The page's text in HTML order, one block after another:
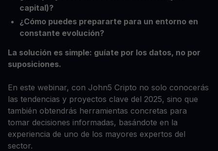
capital)?
¿Cómo puedes prepararte para un entorno en
constante evolución?
La solución es simple: guíate por los datos, no por
suposiciones.
En este webinar, con John5 Cripto no solo conocerás
las tendencias y proyectos clave del 2025, sino que
también obtendrás herramientas concretas para
tomar decisiones informadas, basándote en la
experiencia de uno de los mayores expertos del
sector.